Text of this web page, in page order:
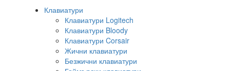
Клавиатури
Клавиатури Logitech
Клавиатури Bloody
Клавиатури Corsair
Жични клавиатури
Безжични клавиатури